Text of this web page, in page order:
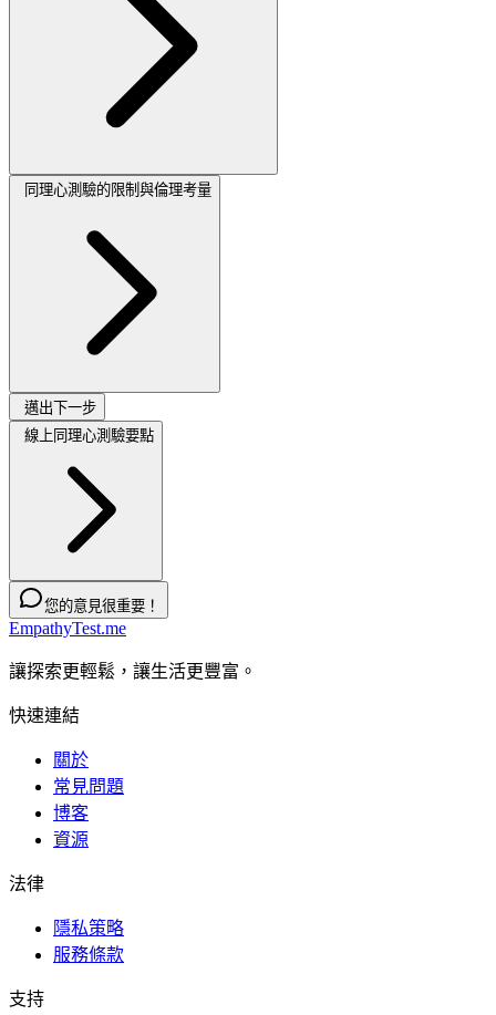
同理心測驗的限制與倫理考量
邁出下一步
線上同理心測驗要點
您的意見很重要！
EmpathyTest.me
讓探索更輕鬆，讓生活更豐富。
快速連結
關於
常見問題
博客
資源
法律
隱私策略
服務條款
支持